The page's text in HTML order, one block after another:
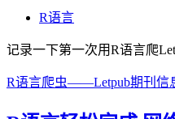
R语言
记录一下第一次用R语言爬
R语言爬虫——Letpub期刊信